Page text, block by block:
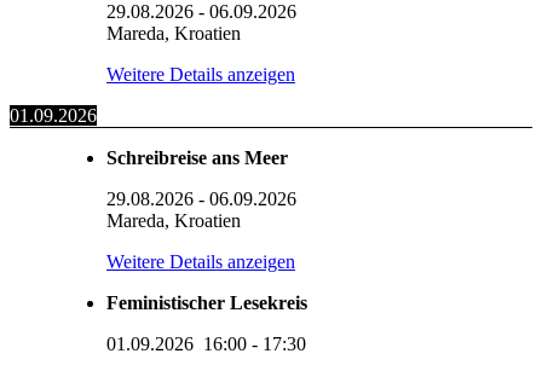
29.08.2026 - 06.09.2026
Mareda, Kroatien
Weitere Details anzeigen
01.09.2026
Schreibreise ans Meer
29.08.2026 - 06.09.2026
Mareda, Kroatien
Weitere Details anzeigen
Feministischer Lesekreis
01.09.2026 16:00 - 17:30